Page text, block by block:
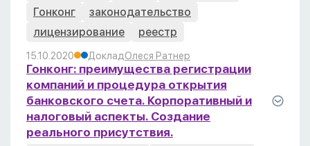
Гонконг
законодательство
лицензирование
реестр
15.10.2020 ДокладОлеся Ратнер
Гонконг: преимущества регистрации
компаний и процедура открытия
банковского счета. Корпоративный и
налоговый аспекты. Создание
реального присутствия.